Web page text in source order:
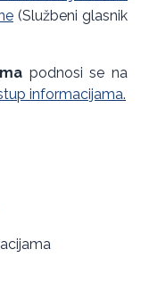
(Službeni glasnik
podnosi se na
informacijama.